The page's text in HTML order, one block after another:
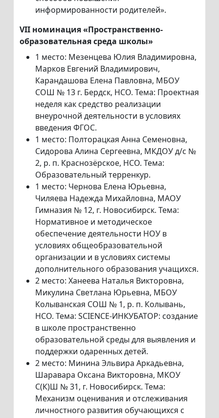
информированности родителей».
VII номинация «Пространственно-
образовательная среда школы»
1 место: Мезенцева Юлия Владимировна,
Марков Евгений Владимирович,
Карандашова Елена Павловна, МБОУ
СОШ № 13 г. Бердск, НСО. Тема: Проектная
неделя как средство реализации
внеурочной деятельности в условиях
введения ФГОС.
1 место: Полторацкая Анна Семеновна,
Сидорова Алина Сергеевна, МКДОУ д/с №
2, р. п. Краснозёрское, НСО. Тема:
Образовательный терренкур.
1 место: Чернова Елена Юрьевна,
Чиляева Надежда Михайловна, МАОУ
Гимназия № 12, г. Новосибирск. Тема:
Нормативное и методическое
обеспечение деятельности НОУ в
условиях общеобразовательной
организации и в условиях системы
дополнительного образования учащихся.
2 место: Ханеева Наталья Викторовна,
Микулина Светлана Юрьевна, МБОУ
Колыванская СОШ № 1, р. п. Колывань,
НСО. Тема: SCIENCE-ИНКУБАТОР: создание
в школе пространственно
образовательной среды для выявления и
поддержки одаренных детей.
2 место: Минина Эльвира Аркадьевна,
Шаравара Оксана Викторовна, МКОУ
С(К)Ш № 31, г. Новосибирск. Тема:
Механизм оценивания и отслеживания
личностного развития обучающихся с